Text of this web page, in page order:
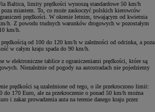
Baltica, limity prędkości wynoszą standardowe 50 km/h
miastem. To, co może zaskoczyć polskich kierowców
prędkości. W okresie letnim, trwającym od kwietnia
h. Z powodu trudnych warunków drogowych w pozostałym
km/h.
od 100 do 120 km/h w zależności od odcinka, a poza
w całym kraju spada do 90 km/h.
w elektroniczne tablice z ograniczeniami prędkości, które są
Niezależnie od pogody na autostradach nie pojedziemy
prędkości są uzależnione od tego, o ile przekroczono limit:
170 Euro, ale za przekroczenie o ponad 50 km/h można
i zakaz prowadzenia auta na terenie danego kraju przez